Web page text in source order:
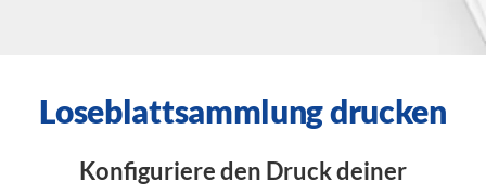
Loseblattsammlung drucken
Konfiguriere den Druck deiner